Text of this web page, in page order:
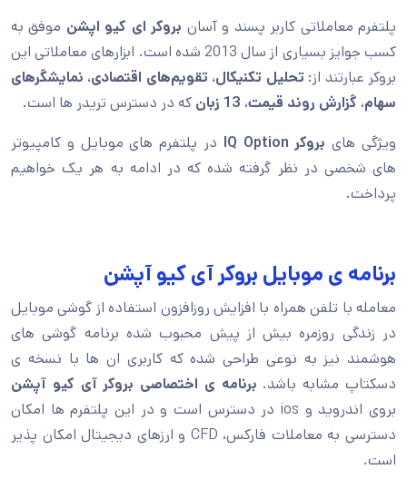
پلتفرم معاملاتی کاربر پسند و آسان بروکر ای کیو اپشن موفق به
کسب جوایز بسیاری از سال 2013 شده است. ابزارهای معاملاتی این
بروکر عبارتند از: تحلیل تکنیکال، تقویم‌های اقتصادی، نمایشگرهای
سهام، گزارش روند قیمت، 13 زبان
که در دسترس تریدر ها است.
ویژگی های بروکر IQ Option
در پلتفرم های موبایل و کامپیوتر
های شخصی در نظر گرفته شده که در ادامه به هر یک خواهیم
پرداخت.
برنامه ی موبایل بروکر آی کیو آپشن
معامله با تلفن همراه با افزایش روزافزون استفاده از گوشی موبایل
در زندگی روزمره بیش از پیش محبوب شده برنامه گوشی های
هوشمند نیز به نوعی طراحی شده که کاربری ان ها با نسخه ی
دسکتاپ مشابه باشد. برنامه ی اختصاصی بروکر آی کیو آپشن
بروی اندروید و ios در دسترس است و در این پلتفرم ها امکان
دسترسی به معاملات فارکس، CFD و ارزهای دیجیتال امکان پذیر
است.